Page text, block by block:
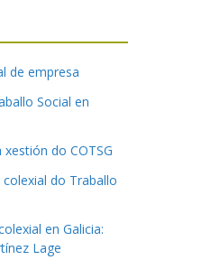
de empresa
Social en
do COTSG
do Traballo
en Galicia:
Lage